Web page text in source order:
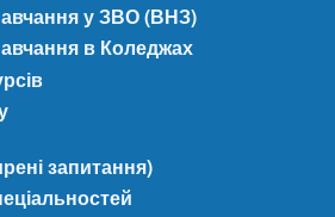
у ЗВО (ВНЗ)
в Коледжах
запитання)